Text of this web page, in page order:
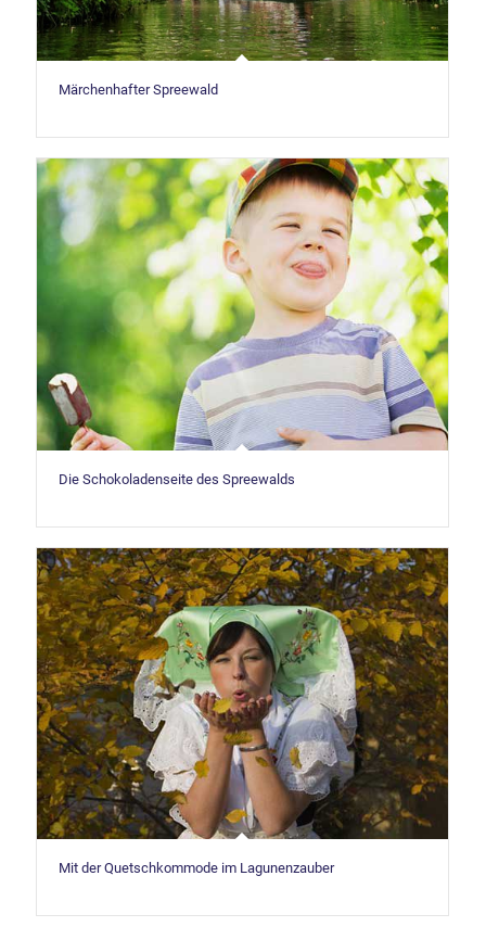
Märchenhafter Spreewald
Die Schokoladenseite des Spreewalds
Mit der Quetschkommode im Lagunenzauber